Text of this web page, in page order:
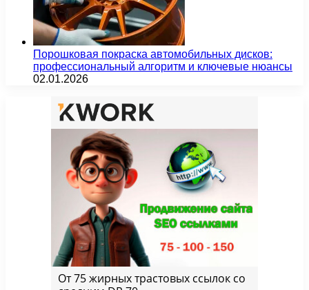
Порошковая покраска автомобильных дисков:
профессиональный алгоритм и ключевые нюансы
02.01.2026